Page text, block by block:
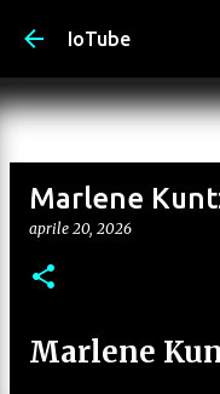
IoTube
Marlene
aprile 20, 2026
Marlene